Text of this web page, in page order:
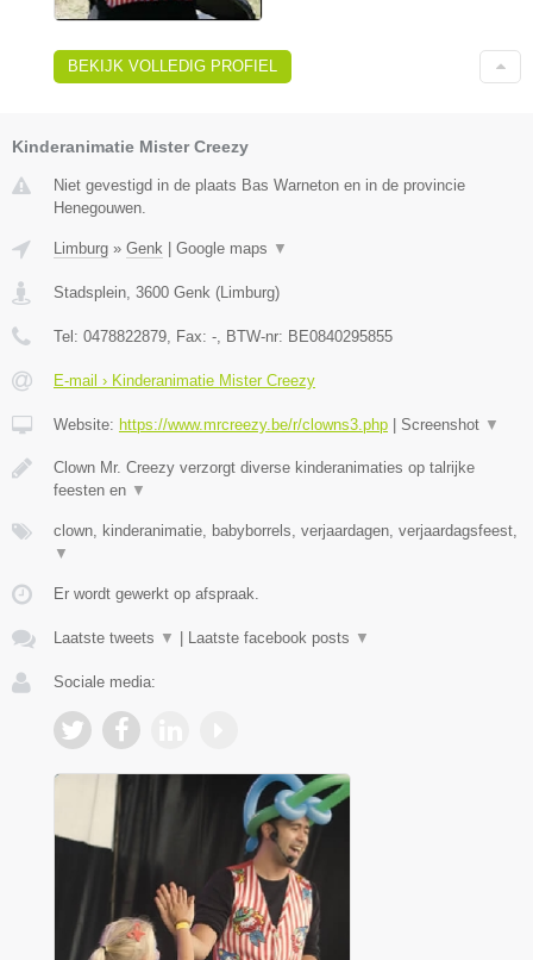
BEKIJK VOLLEDIG PROFIEL
Kinderanimatie Mister Creezy
Niet gevestigd in de plaats Bas Warneton en in de provincie
Henegouwen.
Limburg » Genk Google maps ▼
Stadsplein, 3600 Genk (Limburg)
Tel: 0478822879, Fax: -, BTW-nr: BE0840295855
E-mail › Kinderanimatie Mister Creezy
Website: https://www.mrcreezy.be/r/clowns3.php Screenshot ▼
Clown Mr. Creezy verzorgt diverse kinderanimaties op talrijke
feesten en ▼
clown, kinderanimatie, babyborrels, verjaardagen, verjaardagsfeest,
▼
Er wordt gewerkt op afspraak.
Laatste tweets ▼ Laatste facebook posts ▼
Sociale media: